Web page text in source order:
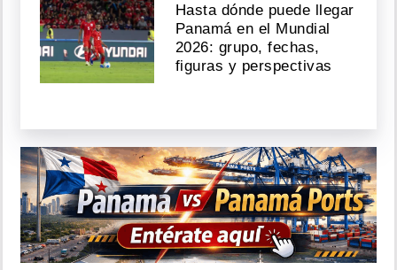
Hasta dónde puede llegar
Panamá en el Mundial
2026: grupo, fechas,
figuras y perspectivas